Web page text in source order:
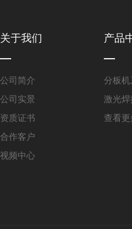
关于我们
公司简介
公司实景
资质证书
合作客户
视频中心
产品
分板机
激光焊
查看更